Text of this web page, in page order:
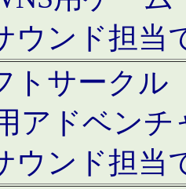
ウンド担当
トサークル
アドベン
ウンド担当